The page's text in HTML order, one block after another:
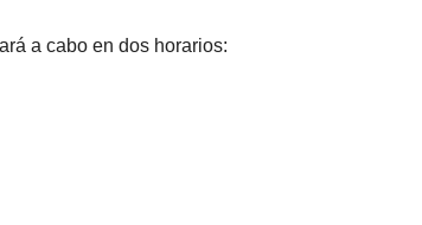
a cabo en dos horarios: